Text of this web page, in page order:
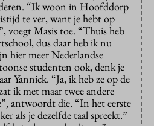
“Ik woon in Hoofddorp
te ver, want je hebt op
voegt Masis toe. “Thuis heb
dus daar heb ik nu
hier meer Nederlandse
studenten ook, denk je
Yannick. “Ja, ik heb ze op de
ik met maar twee andere
antwoordt die. “In het eerste
als je dezelfde taal spreekt.”